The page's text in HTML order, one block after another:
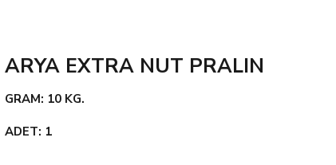
ARYA EXTRA NUT PRALIN
GRAM: 10 KG.
ADET: 1